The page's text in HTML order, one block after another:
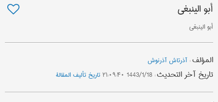
أبو الینبغي
أبو الینبغي
المؤلف: آذرتاش آذرنوش
تاریخ آخر التحدیث: 1443/1/18 ۲۱:۰۹:۴۰ تاریخ تألیف المقالة